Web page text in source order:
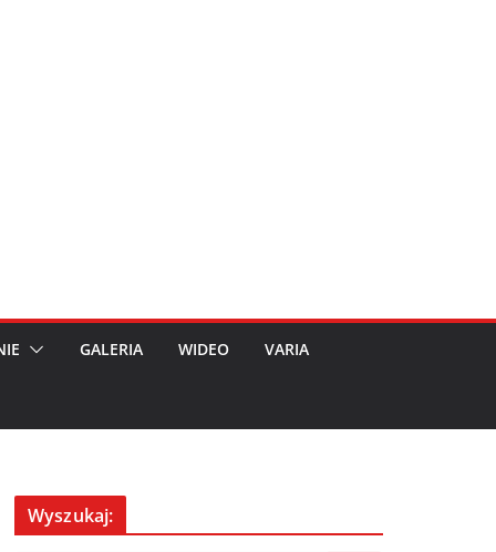
GALERIA WIDEO VARIA
Wyszukaj: